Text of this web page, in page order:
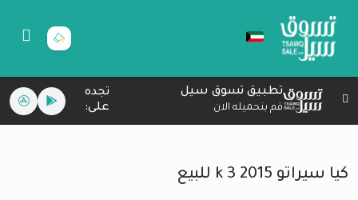
تطبيق تسوق سيل
قم بتحميله الان
تجده
على:
كيا سيراتو 2015 k 3 للبيع